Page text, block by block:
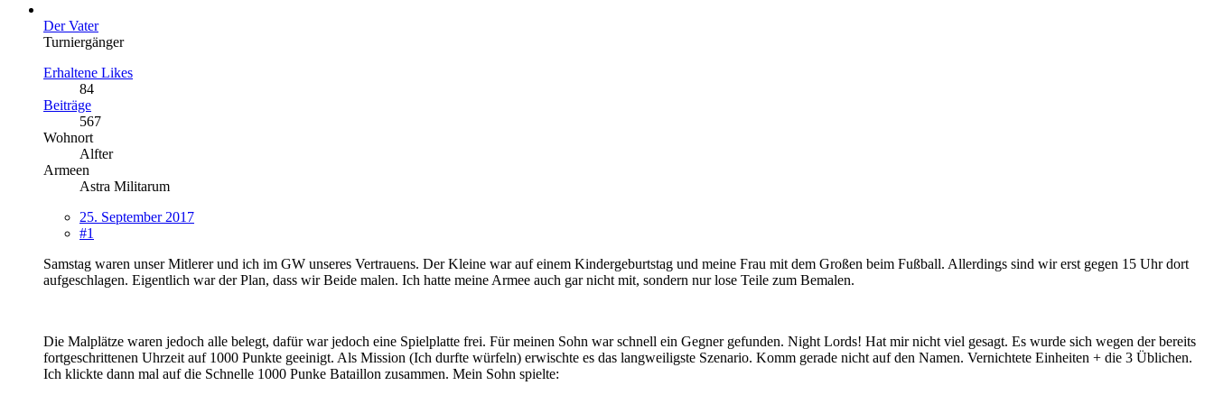
Der Vater
Turniergänger
Erhaltene Likes
84
Beiträge
567
Wohnort
Alfter
Armeen
Astra Militarum
25. September 2017
#1
Samstag waren unser Mitlerer und ich im GW unseres Vertrauens. Der Kleine war auf einem Kindergeburtstag und meine Frau mit dem Großen beim Fußball. Allerdings sind wir erst gegen 15 Uhr dort
aufgeschlagen. Eigentlich war der Plan, dass wir Beide malen. Ich hatte meine Armee auch gar nicht mit, sondern nur lose Teile zum Bemalen.
Die Malplätze waren jedoch alle belegt, dafür war jedoch eine Spielplatte frei. Für meinen Sohn war schnell ein Gegner gefunden. Night Lords! Hat mir nicht viel gesagt. Es wurde sich wegen der bereits
fortgeschrittenen Uhrzeit auf 1000 Punkte geeinigt. Als Mission (Ich durfte würfeln) erwischte es das langweiligste Szenario. Komm gerade nicht auf den Namen. Vernichtete Einheiten + die 3 Üblichen.
Ich klickte dann mal auf die Schnelle 1000 Punke Bataillon zusammen. Mein Sohn spielte: